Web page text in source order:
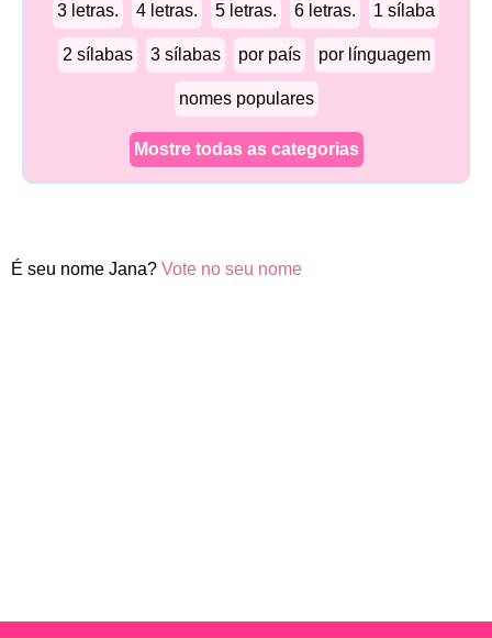
3 letras. 4 letras. 5 letras. 6 letras. 1 sílaba
2 sílabas 3 sílabas por país por línguagem
nomes populares
Mostre todas as categorias
É seu nome Jana? Vote no seu nome